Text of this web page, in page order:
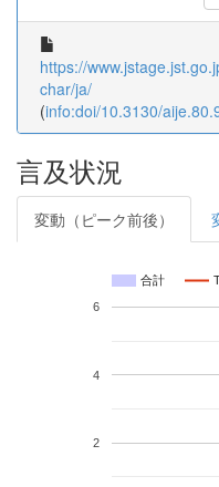
https://
char/ja/
(info:doi/10.3130/
言及状況
変動（ピーク前後）
合計
2
4
6